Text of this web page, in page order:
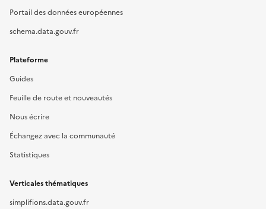
Portail des données européennes
schema.data.gouv.fr
Plateforme
Guides
Feuille de route et nouveautés
Nous écrire
Échangez avec la communauté
Statistiques
Verticales thématiques
simplifions.data.gouv.fr